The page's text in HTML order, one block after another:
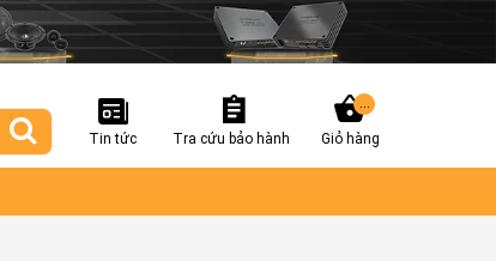
Tin tức Tra cứu bảo hành Giỏ hàng